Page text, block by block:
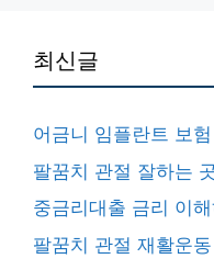
최신글
어금니 임플란트 보
팔꿈치 관절 잘하는
중금리대출 금리 이
팔꿈치 관절 재활운